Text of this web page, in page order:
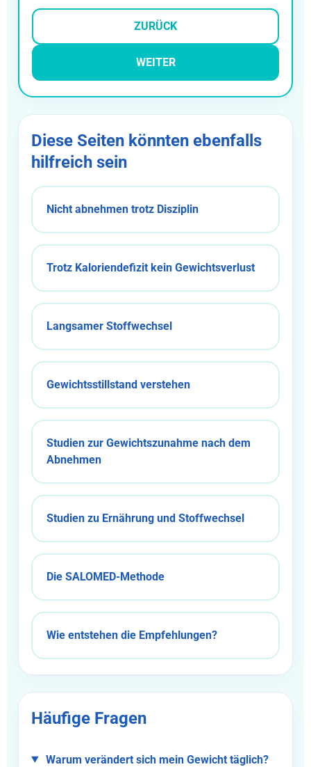
ZURÜCK
WEITER
Diese Seiten könnten ebenfalls
hilfreich sein
Nicht abnehmen trotz Disziplin
Trotz Kaloriendefizit kein Gewichtsverlust
Langsamer Stoffwechsel
Gewichtsstillstand verstehen
Studien zur Gewichtszunahme nach dem
Abnehmen
Studien zu Ernährung und Stoffwechsel
Die SALOMED-Methode
Wie entstehen die Empfehlungen?
Häufige Fragen
Warum verändert sich mein Gewicht täglich?